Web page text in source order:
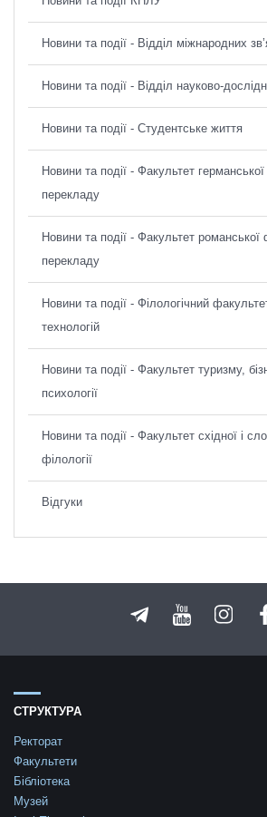
Новини та події - Відділ міжнародних
Новини та події - Відділ науково-
Новини та події - Студентське життя
Новини та події - Факультет германської
перекладу
Новини та події - Факультет романської
перекладу
Новини та події - Філологічний
технологій
Новини та події - Факультет туризму,
психології
Новини та події - Факультет східної і
філології
Відгуки
СТРУКТУРА
Ректорат
Факультети
Бібліотека
Музей